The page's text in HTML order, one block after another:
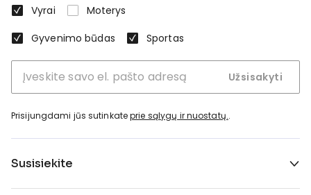
Vyrai
Moterys
Gyvenimo būdas
Sportas
Užsisakyti
Prisijungdami jūs sutinkateprie sąlygų ir nuostatų..
Susisiekite